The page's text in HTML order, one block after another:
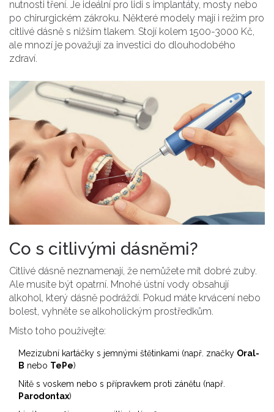
nutnosti tření. Je ideální pro lidi s implantáty, mosty nebo
po chirurgickém zákroku. Některé modely mají i režim pro
citlivé dásně s nižším tlakem. Stojí kolem 1500-3000 Kč,
ale mnozí je považují za investici do dlouhodobého
zdraví.
Co s citlivými dásněmi?
Citlivé dásně neznamenají, že nemůžete mít dobré zuby.
Ale musíte být opatrní. Mnohé ústní vody obsahují
alkohol, který dásně podráždí. Pokud máte krvácení nebo
bolest, vyhněte se alkoholickým prostředkům.
Místo toho používejte:
Mezizubní kartáčky s jemnými štětinkami (např. značky Oral-
B nebo TePe)
Nitě s voskem nebo s přípravkem proti zánětu (např.
Parodontax)